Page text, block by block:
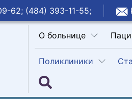
62; (484) 393-11-55;
О больнице
Поликлиники